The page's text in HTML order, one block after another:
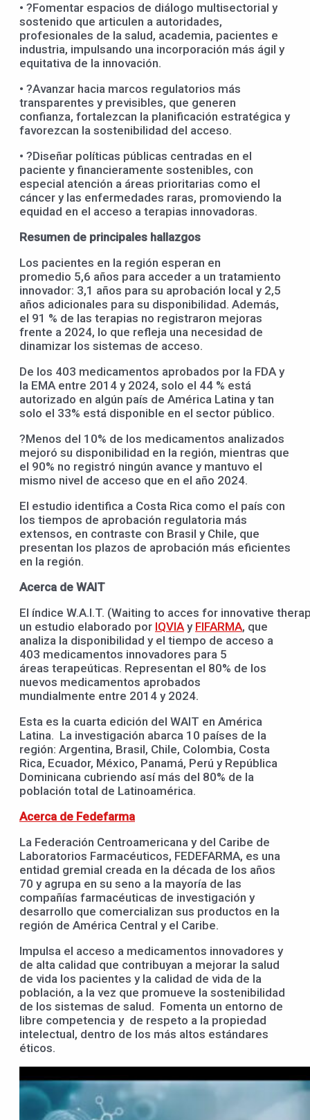
• ?Fomentar espacios de diálogo multisectorial y
sostenido que articulen a autoridades,
profesionales de la salud, academia, pacientes e
industria, impulsando una incorporación más ágil y
equitativa de la innovación.
• ?Avanzar hacia marcos regulatorios más
transparentes y previsibles, que generen
confianza, fortalezcan la planificación estratégica y
favorezcan la sostenibilidad del acceso.
• ?Diseñar políticas públicas centradas en el
paciente y financieramente sostenibles, con
especial atención a áreas prioritarias como el
cáncer y las enfermedades raras, promoviendo la
equidad en el acceso a terapias innovadoras.
Resumen de principales hallazgos
Los pacientes en la región esperan en
promedio 5,6 años para acceder a un tratamiento
innovador: 3,1 años para su aprobación local y 2,5
años adicionales para su disponibilidad. Además,
el 91 % de las terapias no registraron mejoras
frente a 2024, lo que refleja una necesidad de
dinamizar los sistemas de acceso.
De los 403 medicamentos aprobados por la FDA y
la EMA entre 2014 y 2024, solo el 44 % está
autorizado en algún país de América Latina y tan
solo el 33% está disponible en el sector público.
?Menos del 10% de los medicamentos analizados
mejoró su disponibilidad en la región, mientras que
el 90% no registró ningún avance y mantuvo el
mismo nivel de acceso que en el año 2024.
El estudio identifica a Costa Rica como el país con
los tiempos de aprobación regulatoria más
extensos, en contraste con Brasil y Chile, que
presentan los plazos de aprobación más eficientes
en la región.
Acerca de WAIT
EI índice W.A.I.T. (Waiting to acces for innovative
un estudio elaborado por IQVIAy FIFARMA, que
analiza la disponibilidad y el tiempo de acceso a
403 medicamentos innovadores para 5
áreas terapeúticas. Representan el 80% de los
nuevos medicamentos aprobados
mundialmente entre 2014 y 2024.
Esta es la cuarta edición del WAIT en América
Latina. La investigación abarca 10 países de la
región: Argentina, Brasil, Chile, Colombia, Costa
Rica, Ecuador, México, Panamá, Perú y República
Dominicana cubriendo así más del 80% de la
población total de Latinoamérica.
Acerca de Fedefarma
La Federación Centroamericana y del Caribe de
Laboratorios Farmacéuticos, FEDEFARMA, es una
entidad gremial creada en la década de los años
70 y agrupa en su seno a la mayoría de las
compañías farmacéuticas de investigación y
desarrollo que comercializan sus productos en la
región de América Central y el Caribe.
Impulsa el acceso a medicamentos innovadores y
de alta calidad que contribuyan a mejorar la salud
de vida los pacientes y la calidad de vida de la
población, a la vez que promueve la sostenibilidad
de los sistemas de salud. Fomenta un entorno de
libre competencia y de respeto a la propiedad
intelectual, dentro de los más altos estándares
éticos.